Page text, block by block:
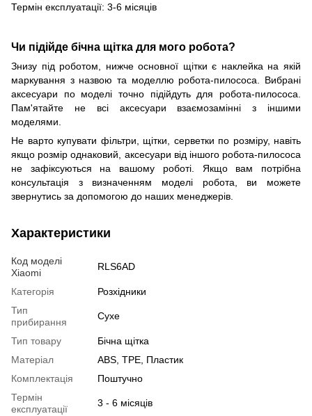
Термін експлуатації: 3-6 місяців
Чи підійде бічна щітка для мого робота?
Знизу під роботом, нижче основної щітки є наклейка на якій
маркування з назвою та моделлю робота-пилососа. Вибрані
аксесуари по моделі точно підійдуть для робота-пилососа.
Пам'ятайте не всі аксесуари взаємозамінні з іншими
моделями.
Не варто купувати фільтри, щітки, серветки по розміру, навіть
якщо розмір однаковий, аксесуари від іншого робота-пилососа
не зафіксуються на вашому роботі. Якщо вам потрібна
консультація з визначенням моделі робота, ви можете
звернутись за допомогою до наших менеджерів.
Характеристики
Код моделі
Xiaomi
RLS6AD
Категорія
Розхідники
Тип
прибирання
Сухе
Тип товару
Бічна щітка
Матеріал
ABS, TPE, Пластик
Комплектація
Поштучно
Термін
експлуатації
3 - 6 місяців